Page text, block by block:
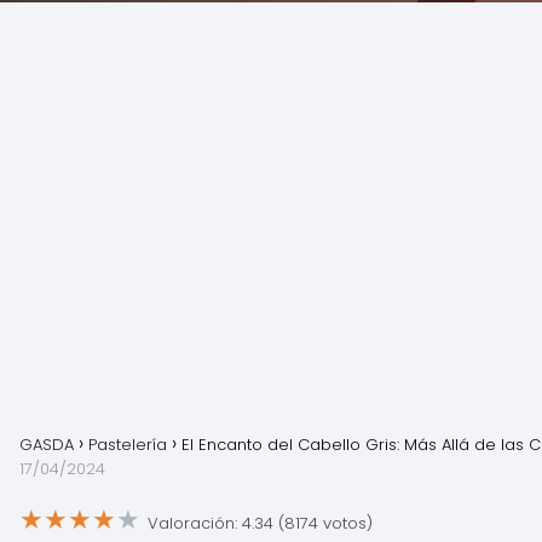
GASDA Pastelería
El Encanto del Cabello Gris: Más Allá de las
17/04/2024
★★★★★ Valoración: 4.34 (8174 votos)